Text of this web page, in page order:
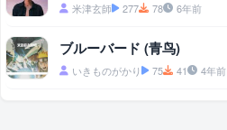
米津玄師 277 78 6年前
ブルーバード (青鸟)
いきものがかり 75 41 4年前